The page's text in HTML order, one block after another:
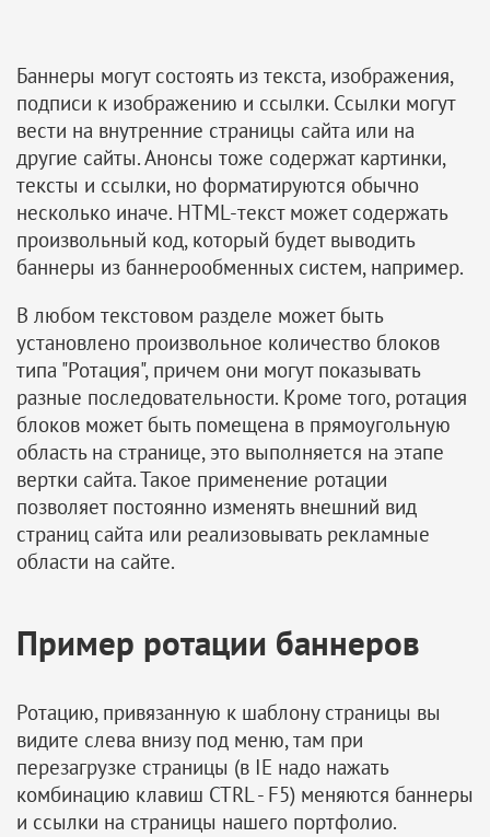
Баннеры могут состоять из текста, изображения,
подписи к изображению и ссылки. Ссылки могут
вести на внутренние страницы сайта или на
другие сайты. Анонсы тоже содержат картинки,
тексты и ссылки, но форматируются обычно
несколько иначе. HTML-текст может содержать
произвольный код, который будет выводить
баннеры из баннерообменных систем, например.
В любом текстовом разделе может быть
установлено произвольное количество блоков
типа "Ротация", причем они могут показывать
разные последовательности. Кроме того, ротация
блоков может быть помещена в прямоугольную
область на странице, это выполняется на этапе
вертки сайта. Такое применение ротации
позволяет постоянно изменять внешний вид
страниц сайта или реализовывать рекламные
области на сайте.
Пример ротации баннеров
Ротацию, привязанную к шаблону страницы вы
видите слева внизу под меню, там при
перезагрузке страницы (в IE надо нажать
комбинацию клавиш CTRL - F5) меняются баннеры
и ссылки на страницы нашего портфолио.